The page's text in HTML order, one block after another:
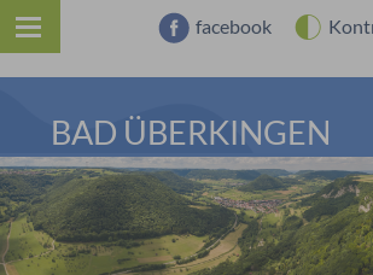
facebook
BAD ÜBERKINGEN